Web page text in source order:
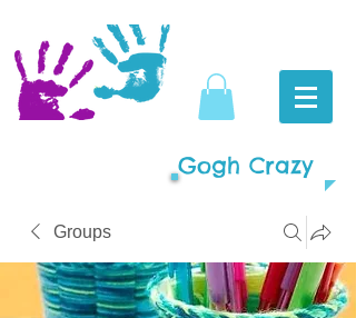
Gogh Crazy
Groups